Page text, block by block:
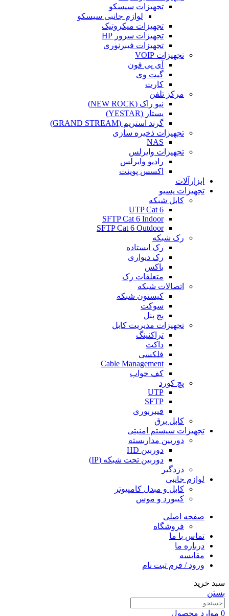
تجهیزات سیسکو
لوازم جانبی سیسکو
تجهیزات میکروتیک
تجهیزات سرور HP
تجهیزات فیبرنوری
تجهیزات VOIP
آی پی فون
گیت وی
کارت
مرکز تلفن
نیو راک (NEW ROCK)
یستار (YESTAR)
گرند استریم (GRAND STREAM)
تجهیزات ذخیره سازی
NAS
تجهیزات وایرلس
رادیو وایرلس
اکسس پوینت
ابزارآلات
تجهیزات پسیو
کابل شبکه
UTP Cat 6
SFTP Cat 6 Indoor
SFTP Cat 6 Outdoor
رک شبکه
رک ایستاده
رک دیواری
باکس
متعلقات رک
اتصالات شبکه
کیستون شبکه
سوکت
پچ پنل
تجهیزات مدیریت کابل
تراکنینگ
داکت
فلکسی
Cable Management
کف خواب
پچ کورد
UTP
SFTP
فیبرنوری
کابل برق
تجهیزات سیستم امنیتی
دوربین مداربسته
دوربین HD
دوربین تحت شبکه (IP)
دزدگیر
لوازم جانبی
کابل و مبدل کامپیوتر
کیبورد و موس
صفحه اصلی
فروشگاه
تماس با ما
درباره ما
مقایسه
ورود / فرم ثبت نام
سبد خرید
بستن
0 موارد محصول